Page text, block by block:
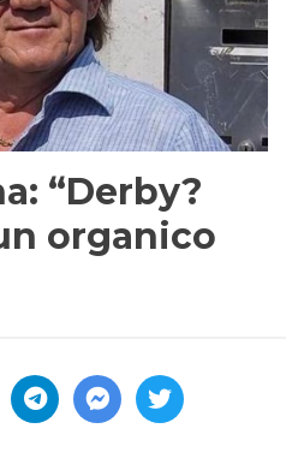
“Derby?
organico